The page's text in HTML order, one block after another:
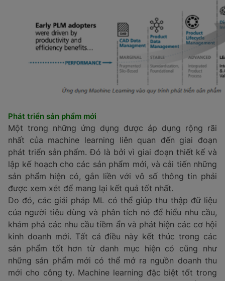
thần kinh để giám sát các nhà máy thép của mình
nhằm tìm kiếm các vần đề tiềm ẩn có thể ảnh hưởng
đến hiệu quả của nó. Thông qua sự kết hợp các cảm
biến được cài đặt trong thiết bị của mình và với sự trợ
giúp của đám mây thông minh của riêng mình (được
gọi là Mindsphere ), Siemens có khả năng giám sát,
ghi lại và phân tích từng bước liên quan đến quy trình
sản xuất. Động lực này là cái mà một số người gọi là
xuất thông minh hơn..
Phát triển sản phẩm mới
Một trong những ứng dụng được áp dụng rộng rãi